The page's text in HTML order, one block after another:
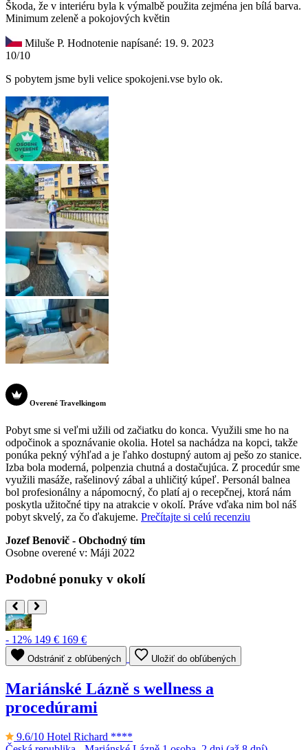
Škoda, že v interiéru byla k výmalbě použita zejména jen bílá barva.
Minimum zeleně a pokojových květin
Miluše P. Hodnotenie napísané: 19. 9. 2023
10/10
S pobytem jsme byli velice spokojeni.vse bylo ok.
Overené Travelkingom
Pobyt sme si veľmi užili od začiatku do konca. Využili sme ho na
odpočinok a spoznávanie okolia. Hotel sa nachádza na kopci, takže
ponúka pekný výhľad a je ľahko dostupný autom aj pešo zo stanice.
Izba bola moderná, polpenzia chutná a dostačujúca. Z procedúr sme
využili masáže, rašelinový zábal a uhličitý kúpeľ. Personál balnea
bol profesionálny a nápomocný, čo platí aj o recepčnej, ktorá nám
poskytla užitočné tipy na atrakcie v okolí. Práve vďaka nim bol náš
pobyt skvelý, za čo ďakujeme. Prečítajte si celú recenziu
Jozef Benovič - Obchodný tím
Osobne overené v: Máji 2022
Podobné ponuky v okolí
- 12% 149 € 169 €
Odstrániť z obľúbených Uložiť do obľúbených
Mariánské Lázně s wellness a
procedúrami
9.6/10 Hotel Richard ****